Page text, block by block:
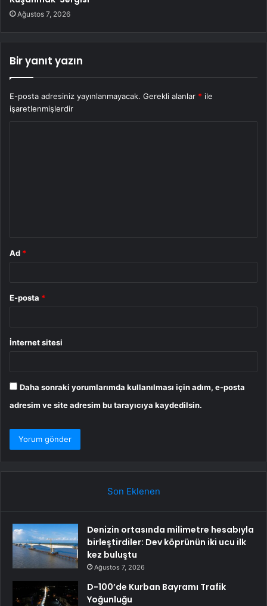
Ağustos 7, 2026
Bir yanıt yazın
E-posta adresiniz yayınlanmayacak. Gerekli alanlar * ile
işaretlenmişlerdir
Ad *
E-posta *
İnternet sitesi
Daha sonraki yorumlarımda kullanılması için adım, e-posta
adresim ve site adresim bu tarayıcıya kaydedilsin.
Son Eklenen
Denizin ortasında milimetre hesabıyla
birleştirdiler: Dev köprünün iki ucu ilk
kez buluştu
Ağustos 7, 2026
D-100’de Kurban Bayramı Trafik
Yoğunluğu